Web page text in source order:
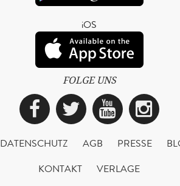
iOS
FOLGE UNS
Facebook
Twitter
DATENSCHUTZ AGB PRESSE
KONTAKT
VERLAGE